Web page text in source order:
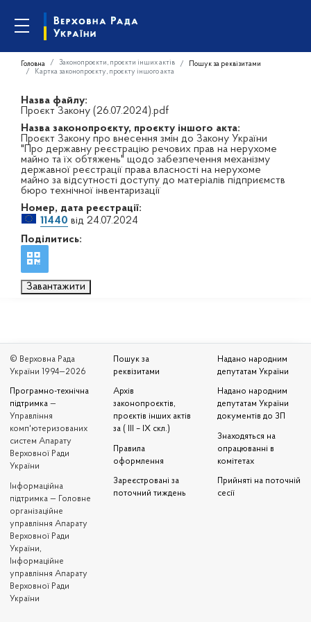
Головна Законопроєкти, проєкти інших актів
Пошук за реквізитами
Картка законопроєкту, проєкту іншого акта
Назва файлу:
Проєкт Закону (26.07.2024).pdf
Назва законопроєкту, проєкту іншого акта:
Проєкт Закону про внесення змін до Закону України
"Про державну реєстрацію речових прав на нерухоме
майно та їх обтяжень" щодо забезпечення механізму
державної реєстрації права власності на нерухоме
майно за відсутності доступу до матеріалів підприємств
бюро технічної інвентаризації
Номер, дата реєстрації:
11440 від 24.07.2024
Поділитись:
Завантажити
© Верховна Рада
України 1994—2026
Програмно-технічна
підтримка —
Управління
комп'ютеризованих
систем Апарату
Верховної Ради
України
Iнформаційна
підтримка — Головне
організаційне
управління Апарату
Верховної Ради
України,
Інформаційне
управління Апарату
Верховної Ради
України
Пошук за
реквізитами
Архів
законопроєктів,
проєктів інших актів
за ( III – IX скл.)
Правила
оформлення
Зареєстровані за
поточний тиждень
Надано народним
депутатам України
Надано народним
депутатам України
документів до ЗП
Знаходяться на
опрацюванні в
комітетах
Прийняті на поточній
сесії